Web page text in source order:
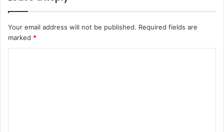
Your email address will not be published. Required fields are
marked *